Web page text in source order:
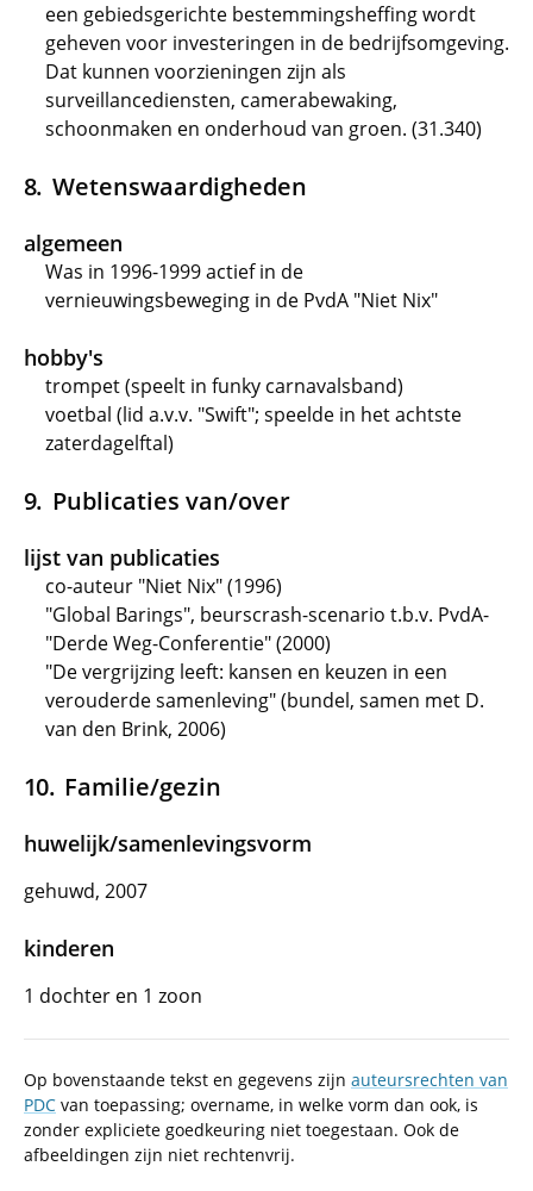
een gebiedsgerichte bestemmingsheffing wordt
geheven voor investeringen in de bedrijfsomgeving.
Dat kunnen voorzieningen zijn als
surveillancediensten, camerabewaking,
schoonmaken en onderhoud van groen. (31.340)
Wetenswaardigheden
algemeen
Was in 1996-1999 actief in de
vernieuwingsbeweging in de PvdA "Niet Nix"
hobby's
trompet (speelt in funky carnavalsband)
voetbal (lid a.v.v. "Swift"; speelde in het achtste
zaterdagelftal)
Publicaties van/over
lijst van publicaties
co-auteur "Niet Nix" (1996)
"Global Barings", beurscrash-scenario t.b.v. PvdA-
"Derde Weg-Conferentie" (2000)
"De vergrijzing leeft: kansen en keuzen in een
verouderde samenleving" (bundel, samen met D.
van den Brink, 2006)
Familie/gezin
huwelijk/samenlevingsvorm
gehuwd, 2007
kinderen
1 dochter en 1 zoon
Op bovenstaande tekst en gegevens zijn auteursrechten van
PDC van toepassing; overname, in welke vorm dan ook, is
zonder expliciete goedkeuring niet toegestaan. Ook de
afbeeldingen zijn niet rechtenvrij.